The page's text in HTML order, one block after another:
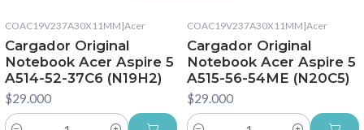
COAC19V237A30X11MM |Acer
Cargador Original
Notebook Acer Aspire 5
A514-52-37C6 (N19H2)
$29.000
COAC19V237A30X11MM |Acer
Cargador Original
Notebook Acer Aspire 5
A515-56-54ME (N20C5)
$29.000